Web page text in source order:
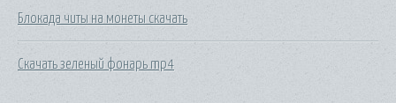
Блокада читы на монеты скачать
Скачать зеленый фонарь mp4